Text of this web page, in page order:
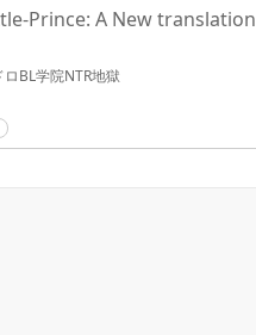
Prince: A New translation
BL学院NTR地獄